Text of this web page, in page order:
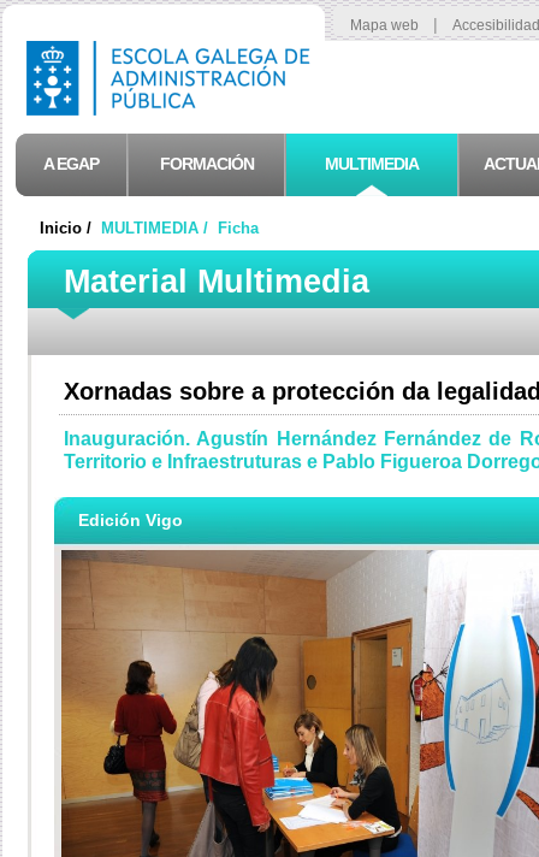
Mapa web |
A EGAP FORMACIÓN MULTIMEDIA
Inicio / MULTIMEDIA / Ficha
Material Multimedia
Xornadas sobre a protección da
Inauguración. Agustín Hernández Fernández de
Territorio e Infraestruturas e Pablo Figueroa
Edición Vigo